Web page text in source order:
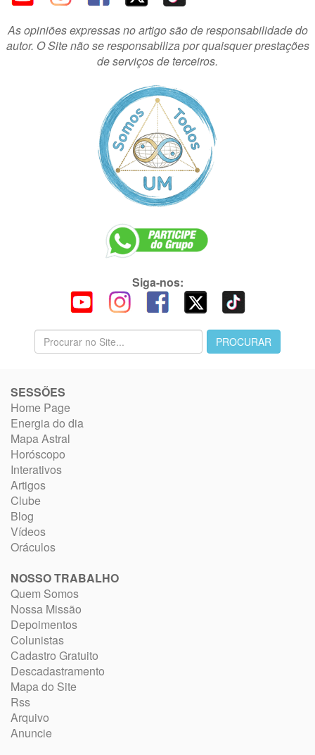
As opiniões expressas no artigo são de responsabilidade do
autor. O Site não se responsabiliza por quaisquer prestações
de serviços de terceiros.
Siga-nos:
SESSÕES
Home Page
Energia do dia
Mapa Astral
Horóscopo
Interativos
Artigos
Clube
Blog
Vídeos
Oráculos
NOSSO TRABALHO
Quem Somos
Nossa Missão
Depoimentos
Colunistas
Cadastro Gratuito
Descadastramento
Mapa do Site
Rss
Arquivo
Anuncie